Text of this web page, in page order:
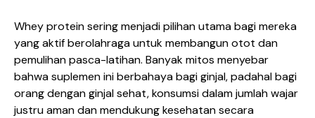
Whey protein sering menjadi pilihan utama bagi mereka
yang aktif berolahraga untuk membangun otot dan
pemulihan pasca-latihan. Banyak mitos menyebar
bahwa suplemen ini berbahaya bagi ginjal, padahal bagi
orang dengan ginjal sehat, konsumsi dalam jumlah wajar
justru aman dan mendukung kesehatan secara